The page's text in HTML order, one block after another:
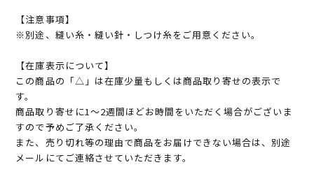
【注意事項】
※別途、縫い糸・縫い針・しつけ糸をご用意ください。
【在庫表示について】
この商品の「△」は在庫少量もしくは商品取り寄せの表示で
す。
商品取り寄せに1～2週間ほどお時間をいただく場合がございま
すので予めご了承ください。
また、売り切れ等の理由で商品をお届けできない場合は、別途
メールにてご連絡させていただきます。